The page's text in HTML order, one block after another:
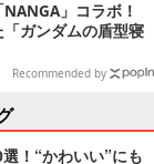
」コラボ！
ガンダムの盾型寝
開始
Recommended by
！“かわいい”にも